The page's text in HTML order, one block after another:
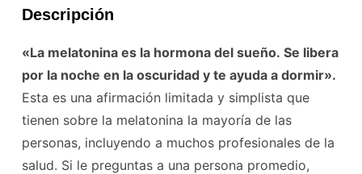
Descripción
«La melatonina es la hormona del sueño. Se libera
por la noche en la oscuridad y te ayuda a dormir».
Esta es una afirmación limitada y simplista que
tienen sobre la melatonina la mayoría de las
personas, incluyendo a muchos profesionales de la
salud. Si le preguntas a una persona promedio,